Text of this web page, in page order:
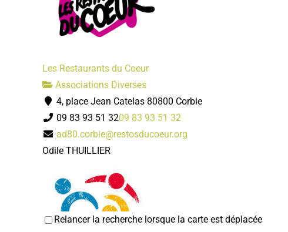
Les Restaurants du Coeur
Associations Diverses
4, place Jean Catelas 80800 Corbie
09 83 93 51 3209 83 93 51 32
ad80.corbie@restosducoeur.org
Odile THUILLIER
Relancer la recherche lorsque la carte est déplacée